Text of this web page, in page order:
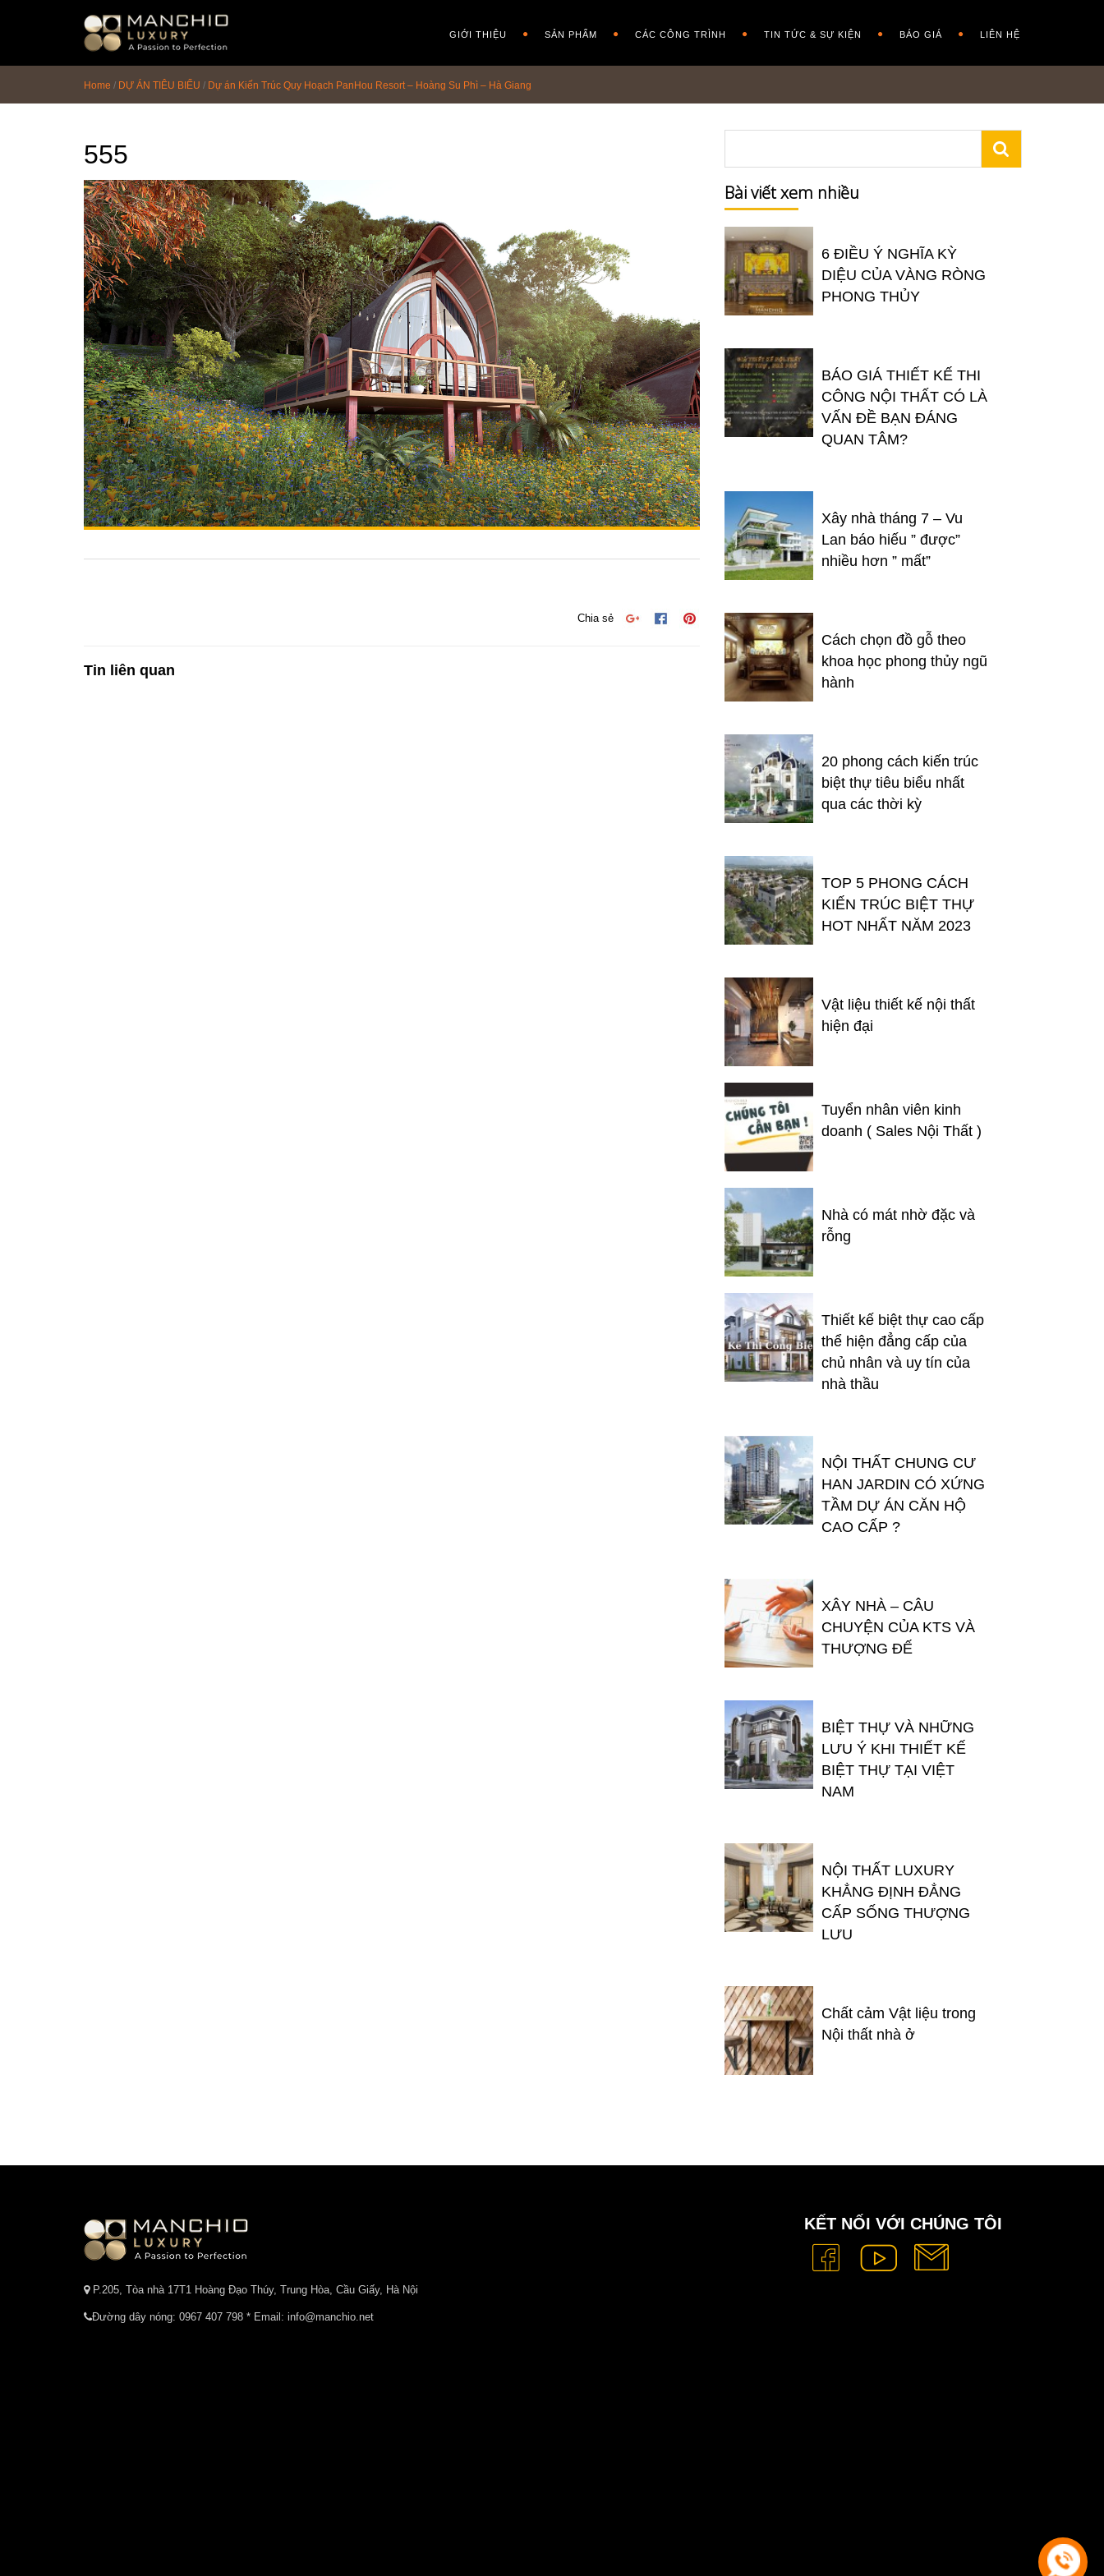
GIỚI THIỆU SẢN PHẨM CÁC CÔNG TRÌNH TIN TỨC & SỰ KIỆN BÁO GIÁ LIÊN HỆ
Home / DỰ ÁN TIÊU BIỂU / Dự án Kiến Trúc Quy Hoạch PanHou Resort – Hoàng Su Phì – Hà Giang
555
Chia sẻ
Tin liên quan
Bài viết xem nhiều
6 ĐIỀU Ý NGHĨA KỲ
DIỆU CỦA VÀNG RÒNG
PHONG THỦY
BÁO GIÁ THIẾT KẾ THI
CÔNG NỘI THẤT CÓ LÀ
VẤN ĐỀ BẠN ĐÁNG
QUAN TÂM?
Xây nhà tháng 7 – Vu
Lan báo hiếu ” được”
nhiều hơn ” mất”
Cách chọn đồ gỗ theo
khoa học phong thủy ngũ
hành
20 phong cách kiến trúc
biệt thự tiêu biểu nhất
qua các thời kỳ
TOP 5 PHONG CÁCH
KIẾN TRÚC BIỆT THỰ
HOT NHẤT NĂM 2023
Vật liệu thiết kế nội thất
hiện đại
Tuyển nhân viên kinh
doanh ( Sales Nội Thất )
Nhà có mát nhờ đặc và
rỗng
Thiết kế biệt thự cao cấp
thể hiện đẳng cấp của
chủ nhân và uy tín của
nhà thầu
NỘI THẤT CHUNG CƯ
HAN JARDIN CÓ XỨNG
TẦM DỰ ÁN CĂN HỘ
CAO CẤP ?
XÂY NHÀ – CÂU
CHUYỆN CỦA KTS VÀ
THƯỢNG ĐẾ
BIỆT THỰ VÀ NHỮNG
LƯU Ý KHI THIẾT KẾ
BIỆT THỰ TẠI VIỆT
NAM
NỘI THẤT LUXURY
KHẲNG ĐỊNH ĐẲNG
CẤP SỐNG THƯỢNG
LƯU
Chất cảm Vật liệu trong
Nội thất nhà ở
P.205, Tòa nhà 17T1 Hoàng Đạo Thúy, Trung Hòa, Cầu Giấy, Hà Nội
Đường dây nóng: 0967 407 798 * Email: info@manchio.net
KẾT NỐI VỚI CHÚNG TÔI